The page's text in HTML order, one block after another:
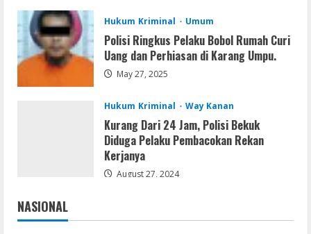
4
Serialers
FL Studio Portable + License Key
[Patch] (x86x64) Stable Unlimited
August 7, 2026
Hukum Kriminal Umum
Polisi Ringkus Pelaku Bobol Rumah Curi
Uang dan Perhiasan di Karang Umpu.
May 27, 2025
Hukum Kriminal Way Kanan
Kurang Dari 24 Jam, Polisi Bekuk
Diduga Pelaku Pembacokan Rekan
Kerjanya
August 27, 2024
NASIONAL
Jakarta